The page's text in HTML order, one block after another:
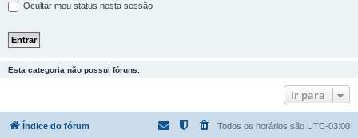
Ocultar meu status nesta sessão
Esta categoria não possui fóruns.
Ir para
Índice do fórum Todos os horários são UTC-03:00